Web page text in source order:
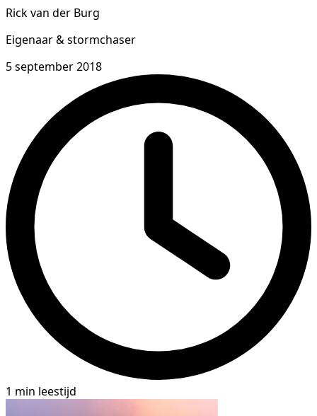
Rick van der Burg
Eigenaar & stormchaser
5 september 2018
1 min leestijd